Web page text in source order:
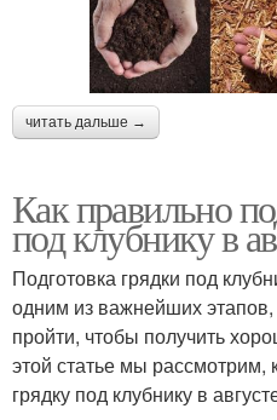
читать дальше →
Как правильно
под клубнику в
Подготовка грядки под
одним из важнейших
пройти, чтобы получить
этой статье мы рассмотрим,
грядку под клубнику в